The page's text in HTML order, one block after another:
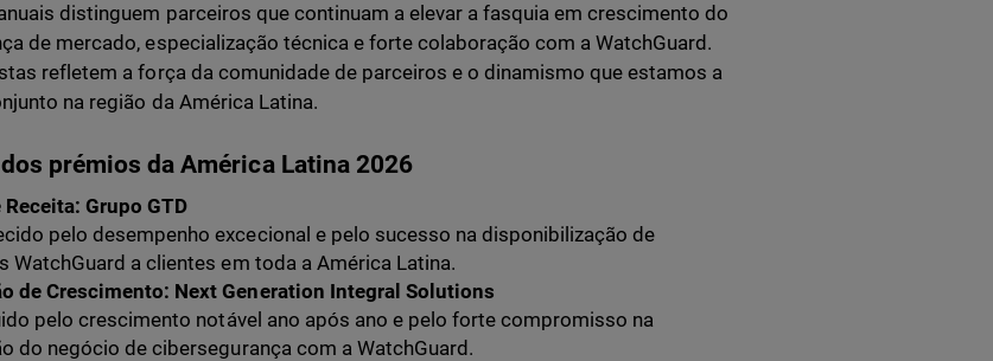
distinguem parceiros que continuam a elevar a fasquia em crescimento do
de mercado, especialização técnica e forte colaboração com a WatchGuard.
refletem a força da comunidade de parceiros e o dinamismo que estamos a
na região da América Latina.
prémios da América Latina 2026
Receita: Grupo GTD
pelo desempenho excecional e pelo sucesso na disponibilização de
WatchGuard a clientes em toda a América Latina.
de Crescimento: Next Generation Integral Solutions
pelo crescimento notável ano após ano e pelo forte compromisso na
do negócio de cibersegurança com a WatchGuard.